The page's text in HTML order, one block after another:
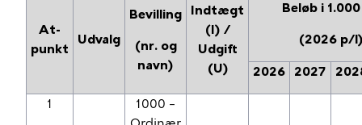
At-
punkt
Udvalg
Bevilling
(nr. og
navn)
Indtægt
(I) /
Udgift
(U)
Beløb i
(2026 p/
2026 2027
1
1000 –